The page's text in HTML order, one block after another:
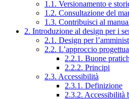
1.1. Versionamento e
1.2. Consultazione del
1.3. Contribuisci al
2. Introduzione al design per i
2.1. Design per
2.2. L’approccio
2.2.1. Buone
2.2.2. Principi
2.3. Accessibilità
2.3.1. Definizione
2.3.2. Accessibilità